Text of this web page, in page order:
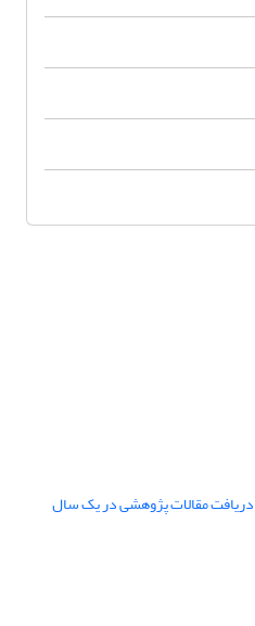
مقالات پژوهشی در یک سال